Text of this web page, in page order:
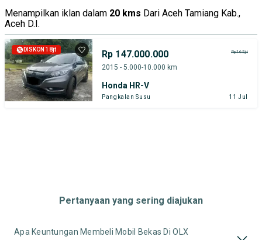
Menampilkan iklan dalam 20 kms Dari Aceh Tamiang Kab.,
Aceh D.I.
DISKON 18jt Rp 147.000.000 Rp165jt
2015 - 5.000-10.000 km
Honda HR-V
Pangkalan Susu 11 Jul
Pertanyaan yang sering diajukan
Apa Keuntungan Membeli Mobil Bekas Di OLX